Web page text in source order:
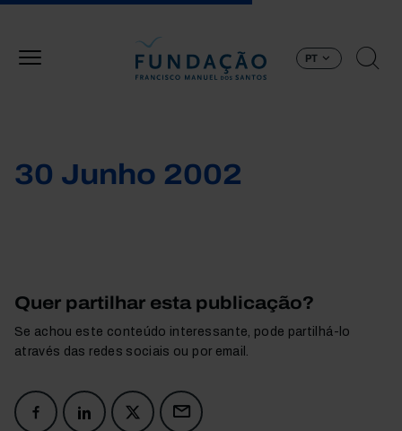
PT
30 Junho 2002
Quer partilhar esta publicação?
Se achou este conteúdo interessante, pode partilhá-lo
através das redes sociais ou por email.